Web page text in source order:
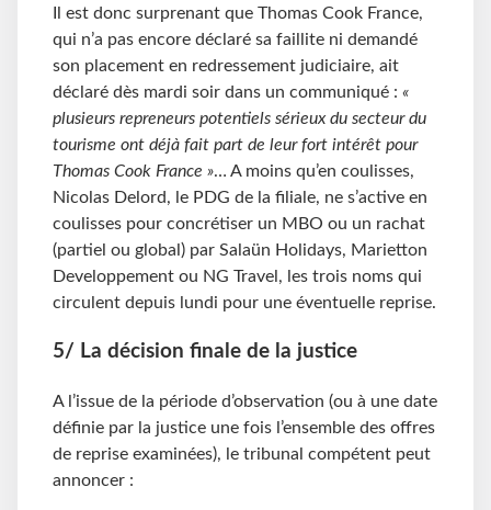
Il est donc surprenant que Thomas Cook France,
qui n’a pas encore déclaré sa faillite ni demandé
son placement en redressement judiciaire, ait
déclaré dès mardi soir dans un communiqué : «
plusieurs repreneurs potentiels sérieux du secteur du
tourisme ont déjà fait part de leur fort intérêt pour
Thomas Cook France »… A moins qu’en coulisses,
Nicolas Delord, le PDG de la filiale, ne s’active en
coulisses pour concrétiser un MBO ou un rachat
(partiel ou global) par Salaün Holidays, Marietton
Developpement ou NG Travel, les trois noms qui
circulent depuis lundi pour une éventuelle reprise.
5/ La décision finale de la justice
A l’issue de la période d’observation (ou à une date
définie par la justice une fois l’ensemble des offres
de reprise examinées), le tribunal compétent peut
annoncer :